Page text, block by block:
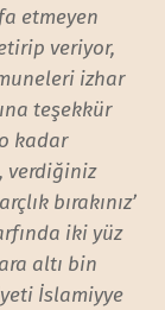
etmeyen
veriyor,
izhar
teşekkür
kadar
verdiğiniz
bırakınız’
iki yüz
altı bin
İslamiyye